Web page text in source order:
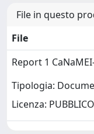
File in questo
File
Report 1
Tipologia:
Licenza: